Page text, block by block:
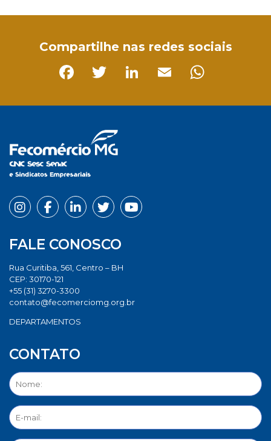
Compartilhe nas redes sociais
FALE CONOSCO
Rua Curitiba, 561, Centro – BH
CEP: 30170-121
+55 (31) 3270-3300
contato@fecomerciomg.org.br
DEPARTAMENTOS
CONTATO